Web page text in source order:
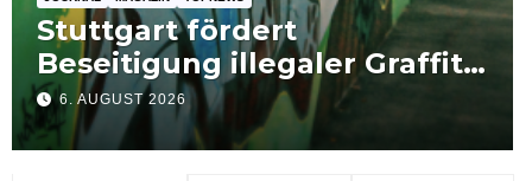
Klimageräte-Importe aus
Schweden dominieren –
Nachfrage bleibt hoch
5. AUGUST 2026